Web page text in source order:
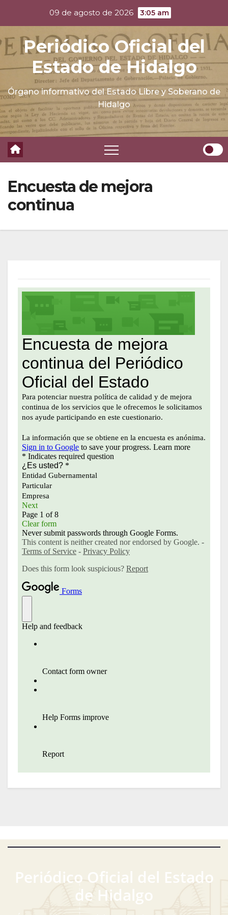
content
09 de agosto de 2026 3:05 am
Periódico Oficial del
Estado de Hidalgo
Órgano informativo del Estado Libre y Soberano de
Hidalgo
Encuesta de mejora
continua
Periódico Oficial del Estado
de Hidalgo